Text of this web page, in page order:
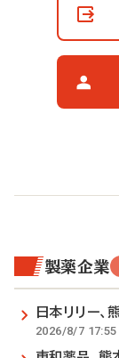
製薬企業
日本リリー、
2026/8/7 17:55